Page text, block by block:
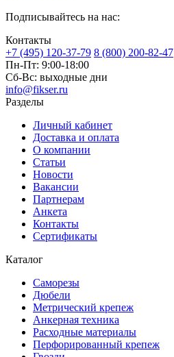
Подписывайтесь на нас:
Контакты
+7 (495) 120-37-79 8 (800) 200-82-47
Пн-Пт: 9:00-18:00
Сб-Вс: выходные дни
info@fikser.ru
Разделы
Личный кабинет
Доставка и оплата
О компании
Статьи
Новости
Вакансии
Партнерам
Анкета
Контакты
Сертификаты
Каталог
Саморезы
Дюбели
Метрический крепеж
Анкерная техника
Расходные материалы
Перфорированный крепеж